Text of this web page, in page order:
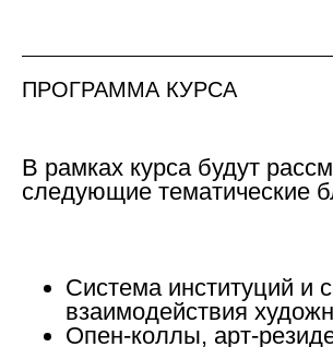
ПРОГРАММА КУРСА
В рамках курса будут
следующие тематические
Система институций и
взаимодействия
Опен-коллы, арт-